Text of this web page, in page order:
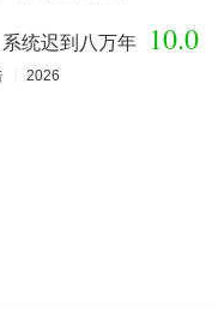
统迟到八万年 10.0
2026